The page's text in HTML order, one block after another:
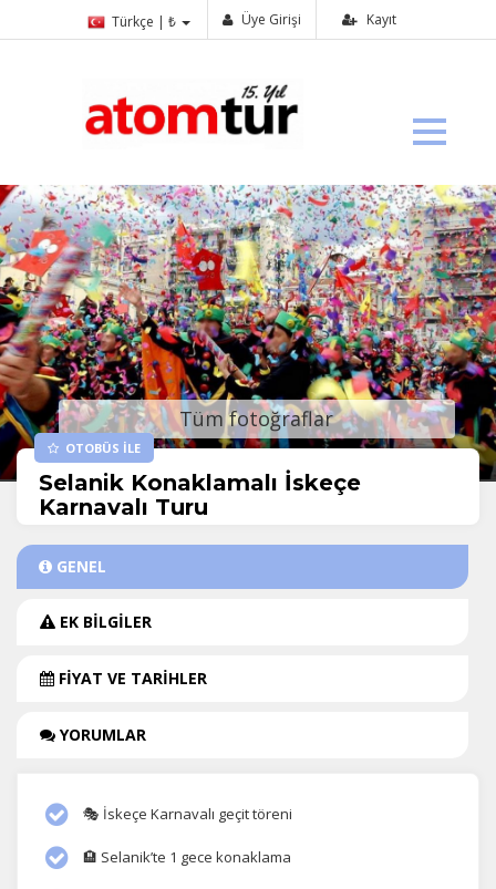
Türkçe | ₺ Üye Girişi Kayıt
Tüm fotoğraflar
OTOBÜS İLE
Selanik Konaklamalı İskeçe
Karnavalı Turu
GENEL
EK BİLGİLER
FİYAT VE TARİHLER
YORUMLAR
🎭 İskeçe Karnavalı geçit töreni
🏨 Selanik’te 1 gece konaklama